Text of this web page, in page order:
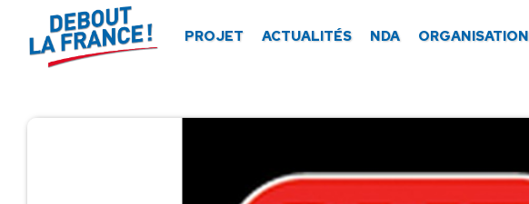
PROJET ACTUALITÉS NDA ORGANISATION
Panneau de gestion des cookies